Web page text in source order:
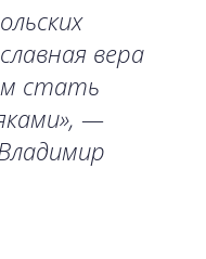
вера
стать
—